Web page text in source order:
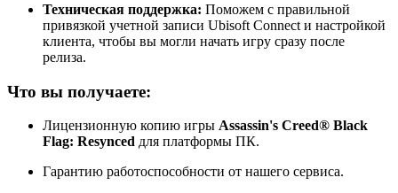
Техническая поддержка: Поможем с правильной
привязкой учетной записи Ubisoft Connect и настройкой
клиента, чтобы вы могли начать игру сразу после
релиза.
Что вы получаете:
Лицензионную копию игры Assassin's Creed® Black
Flag: Resynced для платформы ПК.
Гарантию работоспособности от нашего сервиса.